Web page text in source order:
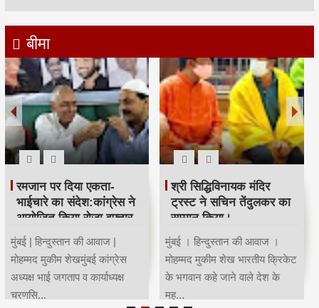
बीमा
रमजान पर दिया एकता-
भाईचारे का संदेश:कांग्रेस ने
आयोजित किया रोजा इफ्तार
मुंबई | हिन्दुस्तान की आवाज |
मोहम्मद मुकीम शेखमुंबई कांग्रेस
अध्यक्ष भाई जगताप व कार्याध्यक्ष
चरणसि...
श्री सिद्धिविनायक मंदिर
ट्रस्ट ने सचिन तेंदुलकर का
सम्मान किया।
मुंबई । हिन्दुस्तान की आवाज ।
मोहम्मद मुकीम शेख भारतीय क्रिकेट
के भगवान कहे जाने वाले देश के
मह...